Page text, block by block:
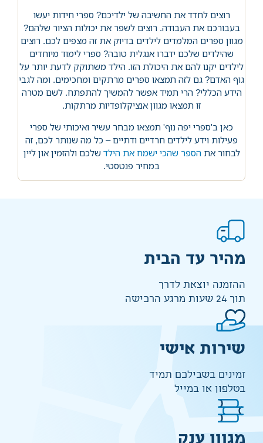
רוצים לחדד את החשיבה של ילדיכם? ספרי חידות יעשו
בעבורכם את העבודה. רוצים לשפר את יכולות הציור שלהם?
מגוון ספרים המלמדים לילדים בדיוק את זה מצפים לכם. רוצים
שהילדים שלכם ידברו אנגלית טובה? ספרי לימוד מיוחדים
לילדים יקנו להם את היכולת הזו. הילד משתוקק לדעת יותר על
גוף האדם? גם לזה תמצאו ספרים מרתקים ומחכימים. ומה לגבי
הידע הכללי? הרי תמיד אפשר להמשיך להתפתח. לשם מטרה
זו תמצאו מגוון אנציקלופדיות מרתקות.
כאן ב'ספרי יפה נוף' תמצאו מבחר עשיר ואיכותי של ספרי
פעילות וידע לילדים חרדיים ודתיים – כל מה שנותר לכם, זה
לבחור אתהספר שהכי ישמח את הילד שלכם ולהזמין און ליין
במחיר פנטסטי.
מהיר עד הבית
ההזמנה יוצאת לדרך
תוך 24 שעות מרגע הרכישה
שירות אישי
זמינים בשבילכם תמיד
בטלפון או במייל
מגוון ענק